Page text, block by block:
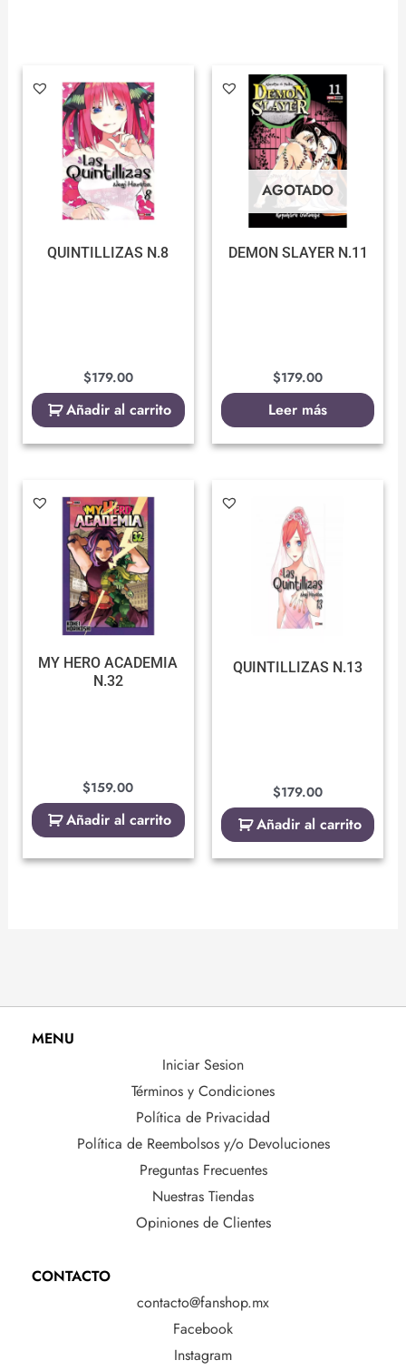
QUINTILLIZAS N.8
$179.00
Añadir al carrito
AGOTADO
DEMON SLAYER N.11
$179.00
Leer más
MY HERO ACADEMIA
N.32
$159.00
Añadir al carrito
QUINTILLIZAS N.13
$179.00
Añadir al carrito
MENU
Iniciar Sesion
Términos y Condiciones
Política de Privacidad
Política de Reembolsos y/o Devoluciones
Preguntas Frecuentes
Nuestras Tiendas
Opiniones de Clientes
CONTACTO
contacto@fanshop.mx
Facebook
Instagram